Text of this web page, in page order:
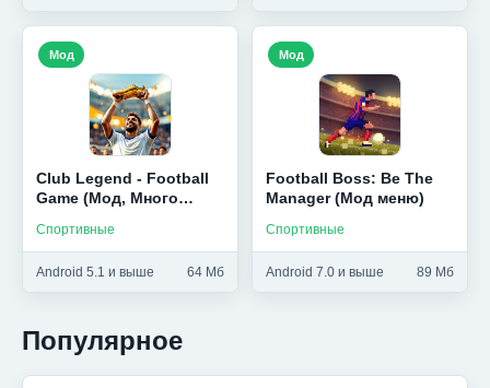
Club Legend - Football
Game (Мод, Много
Спортивные
Android 5.1 и выше 64 Мб
Мод
Football Boss: Be The
Manager (Мод меню)
Спортивные
Android 7.0 и выше 89 Мб
Мод
Популярное